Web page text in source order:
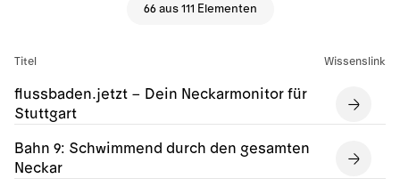
66 aus 111 Elementen
Titel Wissenslink
flussbaden.jetzt – Dein Neckarmonitor für
Stuttgart
Bahn 9: Schwimmend durch den gesamten
Neckar